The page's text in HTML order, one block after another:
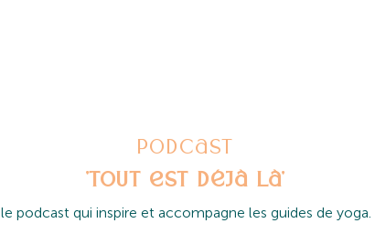
Podcast
'Tout est déjà là'
le podcast qui inspire et accompagne les guides de yoga.